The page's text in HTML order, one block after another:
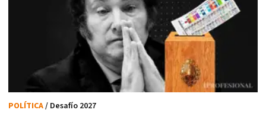
POLÍTICA/ Desafío 2027